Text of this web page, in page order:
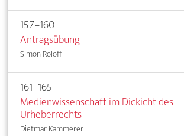
157–160
Antragsübung
Simon Roloff
161–165
Medienwissenschaft im Dickicht des
Urheberrechts
Dietmar Kammerer